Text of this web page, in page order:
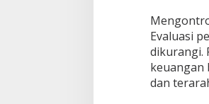
Evaluasi
dikurangi.
keuangan
dan